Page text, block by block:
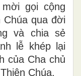
gọi cộng
qua đời
và chia sẻ
lễ khép lại
của Cha chủ
Chúa.